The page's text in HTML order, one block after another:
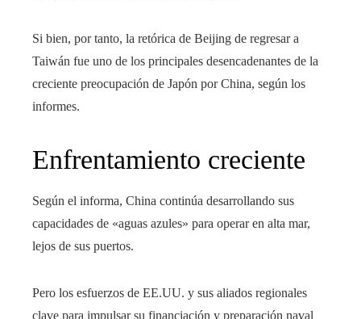
Si bien, por tanto, la retórica de Beijing de regresar a
Taiwán fue uno de los principales desencadenantes de la
creciente preocupación de Japón por China, según los
informes.
Enfrentamiento creciente
Según el informa, China continúa desarrollando sus
capacidades de «aguas azules» para operar en alta mar,
lejos de sus puertos.
Pero los esfuerzos de EE.UU. y sus aliados regionales
clave para impulsar su financiación y preparación naval